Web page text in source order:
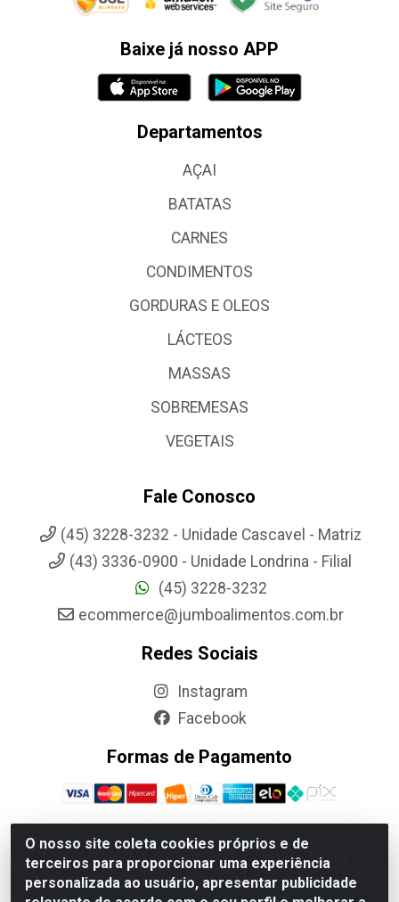
O nosso site coleta cookies próprios e de
terceiros para proporcionar uma experiência
personalizada ao usuário, apresentar publicidade
Baixe já nosso APP
Departamentos
AÇAI
BATATAS
CARNES
CONDIMENTOS
GORDURAS E OLEOS
LÁCTEOS
MASSAS
SOBREMESAS
VEGETAIS
Fale Conosco
(45) 3228-3232 - Unidade Cascavel - Matriz
(43) 3336-0900 - Unidade Londrina - Filial
(45) 3228-3232
ecommerce@jumboalimentos.com.br
Redes Sociais
Instagram
Facebook
Formas de Pagamento
Jumbo Alimentos Cascavel - Matriz - Rua Itatiba Do Sul, 161 -
Santos Dumont, Cascavel-PR - CEP 85804-700- CNPJ